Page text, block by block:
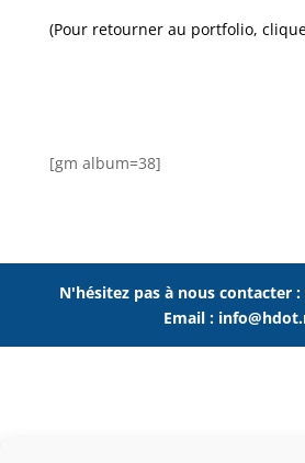
(Pour retourner au portfolio,
[gm album=38]
N'hésitez pas à nous contacter
Email :